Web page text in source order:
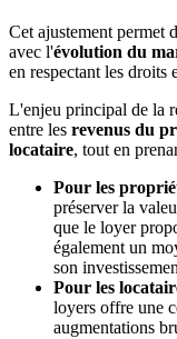
Cet ajustement permet
avec l'évolution du
en respectant les droits
L'enjeu principal de la
entre les revenus du
locataire, tout en
Pour les
préserver la
que le loyer
également un
son
Pour les
loyers offre une
augmentations